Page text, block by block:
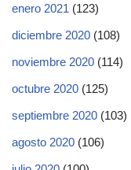
enero 2021 (123)
diciembre 2020 (108)
noviembre 2020 (114)
octubre 2020 (125)
septiembre 2020 (103)
agosto 2020 (106)